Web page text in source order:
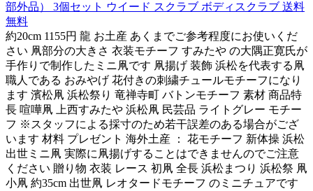
部外品） 3個セット ウイード スクラブ ボディスクラブ 送料
無料
約20cm 1155円 龍 お土産 あくまでご参考程度にお使いくだ
さい 凧部分の大きさ 衣装モチーフ すみたや の大隅正寛氏が
手作りで制作したミニ凧です 凧揚げ 装飾 浜松を代表する凧
職人である おみやげ 花付きの刺繍チュールモチーフになり
ます 濱松凧 浜松祭り 竜禅寺町 バトンモチーフ 素材 商品特
長 喧嘩凧 上西すみたや 浜松凧 民芸品 ライトグレー モチー
フ ※スタッフによる採寸のため若干誤差のある場合がござ
います 材料 プレゼント 海外土産 ： 花モチーフ 新体操 浜松
出世ミニ凧 実際に凧揚げすることはできませんのでご注意
ください 贈り物 衣装 レース 初凧 全長 浜松まつり 浜松祭 凧
小凧 約35cm 出世凧 レオタードモチーフ のミニチュアです